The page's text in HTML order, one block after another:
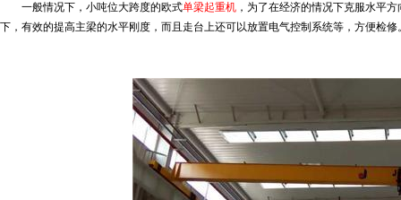
一般情况下，小吨位大跨度的欧式单梁起重机 ，为了在经济的情况下克服水平
下，有效的提高主梁的水平刚度，而且走台上还可以放置电气控制系统等，方便检修